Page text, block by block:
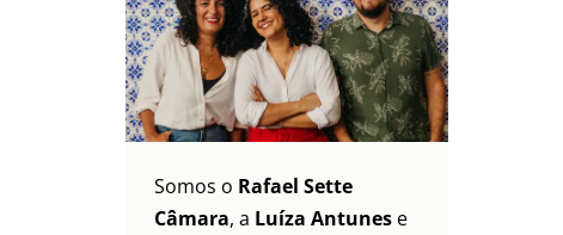
Somos o Rafael Sette
Câmara, a Luíza Antunes e